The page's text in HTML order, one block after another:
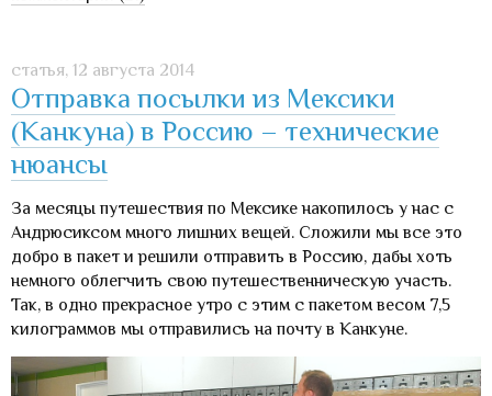
статья, 12 августа 2014
Отправка посылки из Мексики
(Канкуна) в Россию – технические
нюансы
За месяцы путешествия по Мексике накопилось у нас с
Андрюсиксом много лишних вещей. Сложили мы все это
добро в пакет и решили отправить в Россию, дабы хоть
немного облегчить свою путешественническую участь.
Так, в одно прекрасное утро с этим с пакетом весом 7,5
килограммов мы отправились на почту в Канкуне.